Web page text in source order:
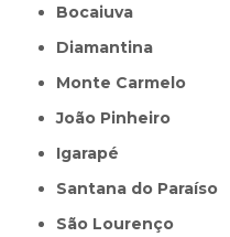
Bocaiuva
Diamantina
Monte Carmelo
João Pinheiro
Igarapé
Santana do Paraíso
São Lourenço